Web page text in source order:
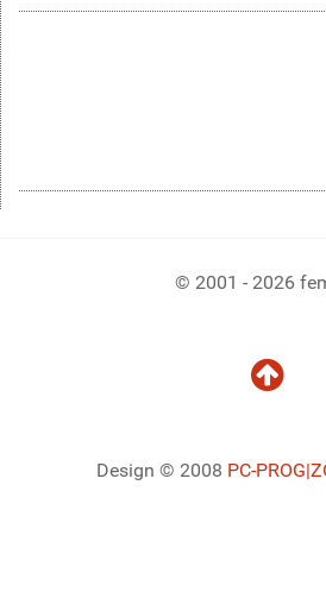
© 2001 - 2026
Design © 2008 PC-PROG